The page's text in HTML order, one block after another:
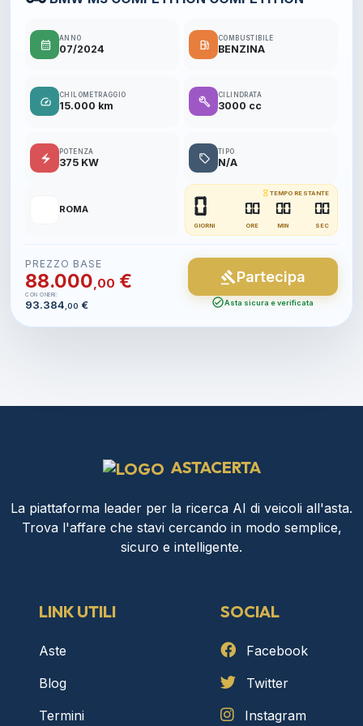
calendar_month
ANNO
07/2024 local_gas_station
COMBUSTIBILE
BENZINA
speed
CHILOMETRAGGIO
15.000 km build
CILINDRATA
3000 cc
electric_bolt
POTENZA
375 KW local_offer
TIPO
N/A
ROMA
hourglass_empty TEMPO RESTANTE
0 00 00 00
GIORNI ORE MIN SEC
PREZZO BASE
88.000,00 €
CON ONERI:
93.384 ,00 €
gavel Partecipa
check_circleAsta sicura e verificata
ASTACERTA
La piattaforma leader per la ricerca AI di veicoli all'asta.
Trova l'affare che stavi cercando in modo semplice,
sicuro e intelligente.
LINK UTILI
Aste
Blog
Termini
SOCIAL
Facebook
Twitter
Instagram